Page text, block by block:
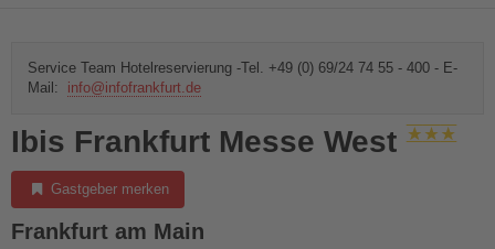
Service Team Hotelreservierung -Tel. +49 (0) 69/24 74 55 - 400 - E-
Mail: info@infofrankfurt.de
Ibis Frankfurt Messe West
Gastgeber merken
Frankfurt am Main